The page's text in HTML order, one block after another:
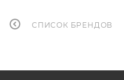
СПИСОК БРЕНДОВ